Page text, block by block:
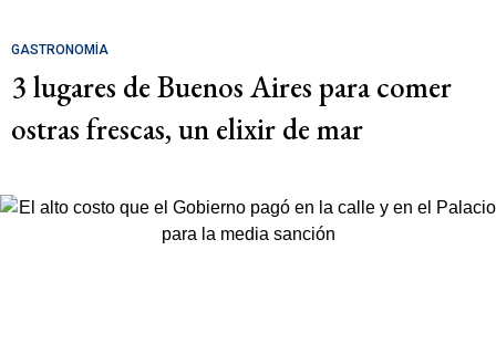
GASTRONOMÍA
3 lugares de Buenos Aires para comer
ostras frescas, un elixir de mar